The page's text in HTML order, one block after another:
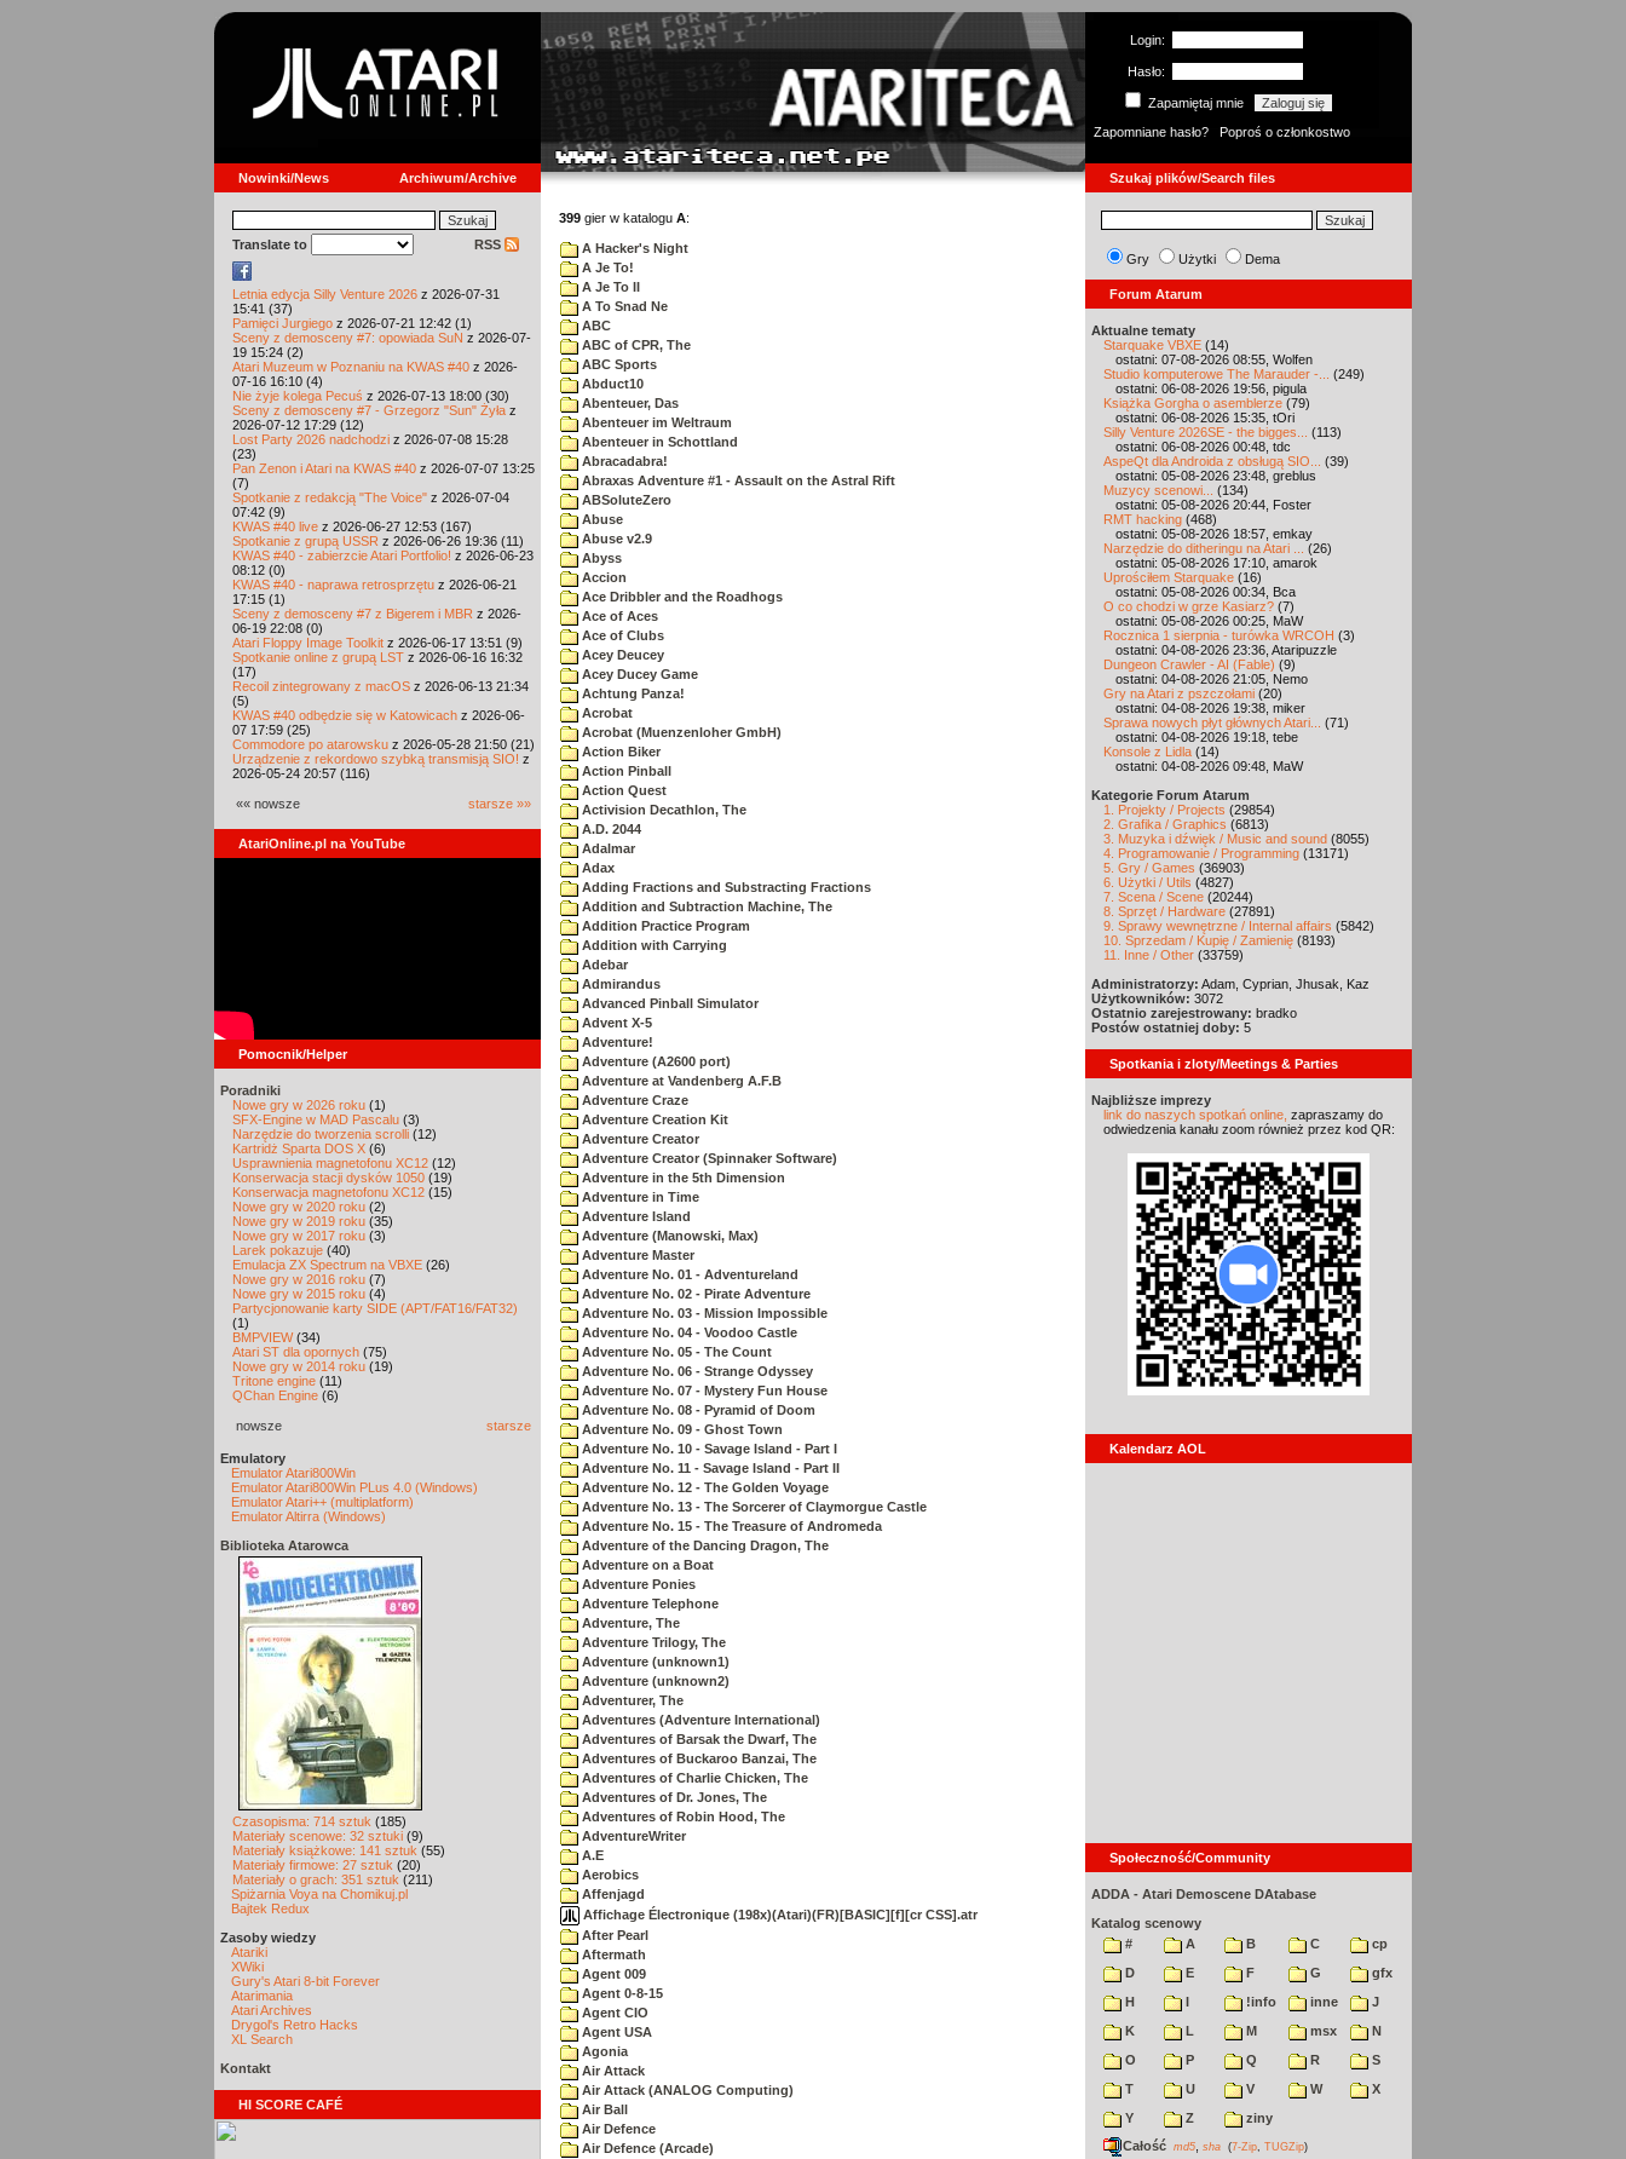
Login:
Hasło:
Zapamiętaj mnie
Zapomniane hasło?
Poproś o członkostwo
Nowinki/News Archiwum/Archive Szukaj plików/Search files
Translate to RSS
Letnia edycja Silly Venture 2026 z 2026-07-31
15:41 (37)
Pamięci Jurgiego z 2026-07-21 12:42 (1)
Sceny z demosceny #7: opowiada SuN z 2026-07-
19 15:24 (2)
Atari Muzeum w Poznaniu na KWAS #40 z 2026-
07-16 16:10 (4)
Nie żyje kolega Pecuś z 2026-07-13 18:00 (30)
Sceny z demosceny #7 - Grzegorz "Sun" Żyła z
2026-07-12 17:29 (12)
Lost Party 2026 nadchodzi z 2026-07-08 15:28
(23)
Pan Zenon i Atari na KWAS #40 z 2026-07-07 13:25
(7)
Spotkanie z redakcją "The Voice" z 2026-07-04
07:42 (9)
KWAS #40 live z 2026-06-27 12:53 (167)
Spotkanie z grupą USSR z 2026-06-26 19:36 (11)
KWAS #40 - zabierzcie Atari Portfolio! z 2026-06-23
08:12 (0)
KWAS #40 - naprawa retrosprzętu z 2026-06-21
17:15 (1)
Sceny z demosceny #7 z Bigerem i MBR z 2026-
06-19 22:08 (0)
Atari Floppy Image Toolkit z 2026-06-17 13:51 (9)
Spotkanie online z grupą LST z 2026-06-16 16:32
(17)
Recoil zintegrowany z macOS z 2026-06-13 21:34
(5)
KWAS #40 odbędzie się w Katowicach z 2026-06-
07 17:59 (25)
Commodore po atarowsku z 2026-05-28 21:50 (21)
Urządzenie z rekordowo szybką transmisją SIO! z
2026-05-24 20:57 (116)
«« nowsze starsze »»
AtariOnline.pl na YouTube
Pomocnik/Helper
Poradniki
Nowe gry w 2026 roku (1)
SFX-Engine w MAD Pascalu (3)
Narzędzie do tworzenia scrolli (12)
Kartridż Sparta DOS X (6)
Usprawnienia magnetofonu XC12 (12)
Konserwacja stacji dysków 1050 (19)
Konserwacja magnetofonu XC12 (15)
Nowe gry w 2020 roku (2)
Nowe gry w 2019 roku (35)
Nowe gry w 2017 roku (3)
Larek pokazuje (40)
Emulacja ZX Spectrum na VBXE (26)
Nowe gry w 2016 roku (7)
Nowe gry w 2015 roku (4)
Partycjonowanie karty SIDE (APT/FAT16/FAT32)
(1)
BMPVIEW(34)
Atari ST dla opornych (75)
Nowe gry w 2014 roku (19)
Tritone engine (11)
QChan Engine (6)
nowsze starsze
Emulatory
Emulator Atari800Win
Emulator Atari800Win PLus 4.0 (Windows)
Emulator Atari++ (multiplatform)
Emulator Altirra (Windows)
Biblioteka Atarowca
Czasopisma: 714 sztuk (185)
Materiały scenowe: 32 sztuki (9)
Materiały książkowe: 141 sztuk (55)
Materiały firmowe: 27 sztuk (20)
Materiały o grach: 351 sztuk (211)
Spiżarnia Voya na Chomikuj.pl
Bajtek Redux
Zasoby wiedzy
Atariki
XWiki
Gury's Atari 8-bit Forever
Atarimania
Atari Archives
Drygol's Retro Hacks
XL Search
Kontakt
HI SCORE CAFÉ
399 gier w katalogu A:
A Hacker's Night
A Je To!
A Je To II
A To Snad Ne
ABC
ABC of CPR, The
ABC Sports
Abduct10
Abenteuer, Das
Abenteuer im Weltraum
Abenteuer in Schottland
Abracadabra!
Abraxas Adventure #1 - Assault on the Astral Rift
ABSoluteZero
Abuse
Abuse v2.9
Abyss
Accion
Ace Dribbler and the Roadhogs
Ace of Aces
Ace of Clubs
Acey Deucey
Acey Ducey Game
Achtung Panza!
Acrobat
Acrobat (Muenzenloher GmbH)
Action Biker
Action Pinball
Action Quest
Activision Decathlon, The
A.D. 2044
Adalmar
Adax
Adding Fractions and Substracting Fractions
Addition and Subtraction Machine, The
Addition Practice Program
Addition with Carrying
Adebar
Admirandus
Advanced Pinball Simulator
Advent X-5
Adventure!
Adventure (A2600 port)
Adventure at Vandenberg A.F.B
Adventure Craze
Adventure Creation Kit
Adventure Creator
Adventure Creator (Spinnaker Software)
Adventure in the 5th Dimension
Adventure in Time
Adventure Island
Adventure (Manowski, Max)
Adventure Master
Adventure No. 01 - Adventureland
Adventure No. 02 - Pirate Adventure
Adventure No. 03 - Mission Impossible
Adventure No. 04 - Voodoo Castle
Adventure No. 05 - The Count
Adventure No. 06 - Strange Odyssey
Adventure No. 07 - Mystery Fun House
Adventure No. 08 - Pyramid of Doom
Adventure No. 09 - Ghost Town
Adventure No. 10 - Savage Island - Part I
Adventure No. 11 - Savage Island - Part II
Adventure No. 12 - The Golden Voyage
Adventure No. 13 - The Sorcerer of Claymorgue Castle
Adventure No. 15 - The Treasure of Andromeda
Adventure of the Dancing Dragon, The
Adventure on a Boat
Adventure Ponies
Adventure Telephone
Adventure, The
Adventure Trilogy, The
Adventure (unknown1)
Adventure (unknown2)
Adventurer, The
Adventures (Adventure International)
Adventures of Barsak the Dwarf, The
Adventures of Buckaroo Banzai, The
Adventures of Charlie Chicken, The
Adventures of Dr. Jones, The
Adventures of Robin Hood, The
AdventureWriter
A.E
Aerobics
Affenjagd
Affichage Électronique (198x)(Atari)(FR)[BASIC][f][cr CSS].atr
After Pearl
Aftermath
Agent 009
Agent 0-8-15
Agent CIO
Agent USA
Agonia
Air Attack
Air Attack (ANALOG Computing)
Air Ball
Air Defence
Air Defence (Arcade)
Gry Użytki Dema
Forum Atarum
Aktualne tematy
Starquake VBXE (14)
ostatni: 07-08-2026 08:55, Wolfen
Studio komputerowe The Marauder -...
(249)
ostatni: 06-08-2026 19:56, pigula
Książka Gorgha o asemblerze (79)
ostatni: 06-08-2026 15:35, tOri
Silly Venture 2026SE - the bigges...
(113)
ostatni: 06-08-2026 00:48, tdc
AspeQt dla Androida z obsługą SIO...
(39)
ostatni: 05-08-2026 23:48, greblus
Muzycy scenowi...
(134)
ostatni: 05-08-2026 20:44, Foster
RMT hacking (468)
ostatni: 05-08-2026 18:57, emkay
Narzędzie do ditheringu na Atari ...
(26)
ostatni: 05-08-2026 17:10, amarok
Uprościłem Starquake (16)
ostatni: 05-08-2026 00:34, Bca
O co chodzi w grze Kasiarz? (7)
ostatni: 05-08-2026 00:25, MaW
Rocznica 1 sierpnia - turówka WRCOH (3)
ostatni: 04-08-2026 23:36, Ataripuzzle
Dungeon Crawler - AI (Fable) (9)
ostatni: 04-08-2026 21:05, Nemo
Gry na Atari z pszczołami (20)
ostatni: 04-08-2026 19:38, miker
Sprawa nowych płyt głównych Atari...
(71)
ostatni: 04-08-2026 19:18, tebe
Konsole z Lidla (14)
ostatni: 04-08-2026 09:48, MaW
Kategorie Forum Atarum
1. Projekty / Projects (29854)
2. Grafika / Graphics (6813)
3. Muzyka i dźwięk / Music and sound (8055)
4. Programowanie / Programming (13171)
5. Gry / Games (36903)
6. Użytki / Utils (4827)
7. Scena / Scene (20244)
8. Sprzęt / Hardware (27891)
9. Sprawy wewnętrzne / Internal affairs (5842)
10. Sprzedam / Kupię / Zamienię (8193)
11. Inne / Other (33759)
Administratorzy: Adam, Cyprian, Jhusak, Kaz
Użytkowników: 3072
Ostatnio zarejestrowany: bradko
Postów ostatniej doby: 5
Spotkania i zloty/Meetings & Parties
Najbliższe imprezy
link do naszych spotkań online, zapraszamy do
odwiedzenia kanału zoom również przez kod QR:
Kalendarz AOL
Społeczność/Community
ADDA - Atari Demoscene DAtabase
Katalog scenowy
#
A B C
cp
D
E F G
gfx
H
I !info inne
J
K
L M msx
N
O
P Q R
S
T
U V W
X
Y
Z
ziny
Całość md5 sha (7-Zip TUGZip)